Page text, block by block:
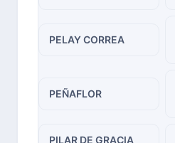
PELAY CORREA
PEÑAFLOR
PILAR DE GRACIA